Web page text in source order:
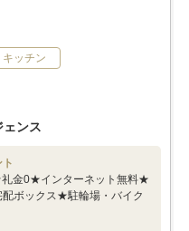
キッチン
ンス
金0★インターネット無料★
ボックス★駐輪場・バイク